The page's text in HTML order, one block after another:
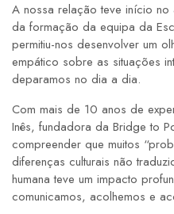
A nossa relação teve início
da formação da equipa da
permitiu-nos desenvolver um
empático sobre as situações
deparamos no dia a dia.
Com mais de 10 anos de
Inês, fundadora da Bridge to
compreender que muitos
diferenças culturais não
humana teve um impacto
comunicamos, acolhemos e